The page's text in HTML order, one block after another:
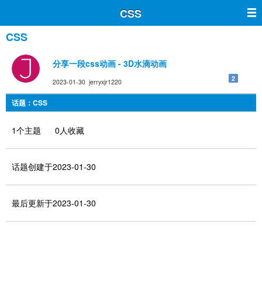
CSS
CSS
分享一段css动画 - 3D水滴动画
2023-01-30 jerryxjr1220 2
话题：CSS
1个主题 0人收藏
话题创建于2023-01-30
最后更新于2023-01-30